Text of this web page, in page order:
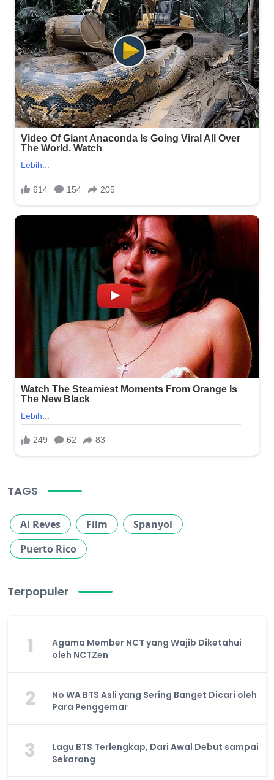
TAGS
Al Reves Film
Spanyol
Puerto Rico
Terpopuler
1
Agama Member NCT yang Wajib Diketahui
oleh NCTZen
2
No WA BTS Asli yang Sering Banget Dicari oleh
Para Penggemar
3
Lagu BTS Terlengkap, Dari Awal Debut sampai
Sekarang